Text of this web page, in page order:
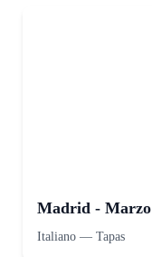
Madrid - Marzo
Italiano — Tapas